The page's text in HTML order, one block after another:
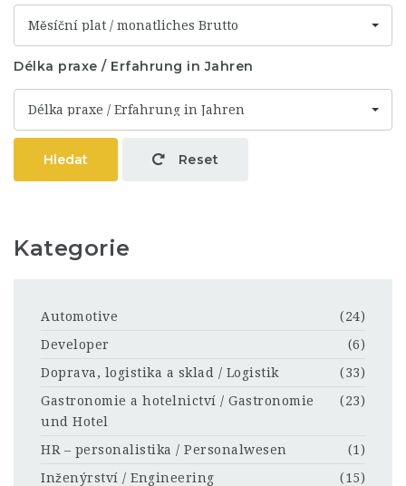
Měsíční plat / monatliches Brutto
Délka praxe / Erfahrung in Jahren
Délka praxe / Erfahrung in Jahren
Hledat Reset
Kategorie
Automotive
(24)
Developer
(6)
Doprava, logistika a sklad / Logistik
(33)
Gastronomie a hotelnictví / Gastronomie
und Hotel
(23)
HR – personalistika / Personalwesen
(1)
Inženýrství / Engineering
(15)